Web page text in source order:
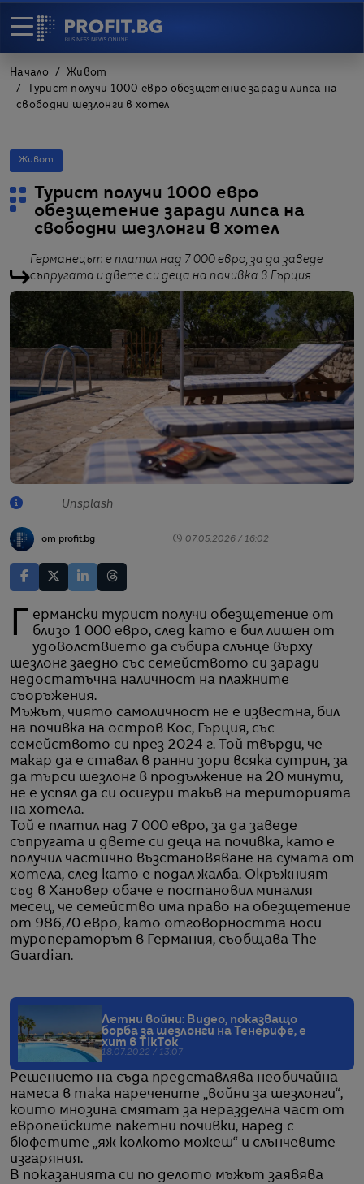
Начало
Живот
Турист получи 1000 евро обезщетение заради липса на
свободни шезлонги в хотел
Живот
Турист получи 1000 евро
обезщетение заради липса на
свободни шезлонги в хотел
Германецът е платил над 7 000 евро, за да заведе
съпругата и двете си деца на почивка в Гърция
Unsplash
от profit.bg 07.05.2026 / 16:02
Германски турист получи обезщетение от
близо 1 000 евро, след като е бил лишен от
удоволствието да събира слънце върху
шезлонг заедно със семейството си заради
недостатъчна наличност на плажните
съоръжения.
Мъжът, чиято самоличност не е известна, бил
на почивка на остров Кос, Гърция, със
семейството си през 2024 г. Той твърди, че
макар да е ставал в ранни зори всяка сутрин, за
да търси шезлонг в продължение на 20 минути,
не е успял да си осигури такъв на територията
на хотела.
Той е платил над 7 000 евро, за да заведе
съпругата и двете си деца на почивка, като е
получил частично възстановяване на сумата от
хотела, след като е подал жалба. Окръжният
съд в Хановер обаче е постановил миналия
месец, че семейство има право на обезщетение
от 986,70 евро, като отговорността носи
туроператорът в Германия, съобщава The
Guardian.
Летни войни: Видео, показващо
борба за шезлонги на Тенерифе, е
хит в TikTok
18.07.2022 / 13:07
Решението на съда представлява необичайна
намеса в така наречените „войни за шезлонги“,
които мнозина смятат за неразделна част от
европейските пакетни почивки, наред с
бюфетите „яж колкото можеш“ и слънчевите
изгаряния.
В показанията си по делото мъжът заявява